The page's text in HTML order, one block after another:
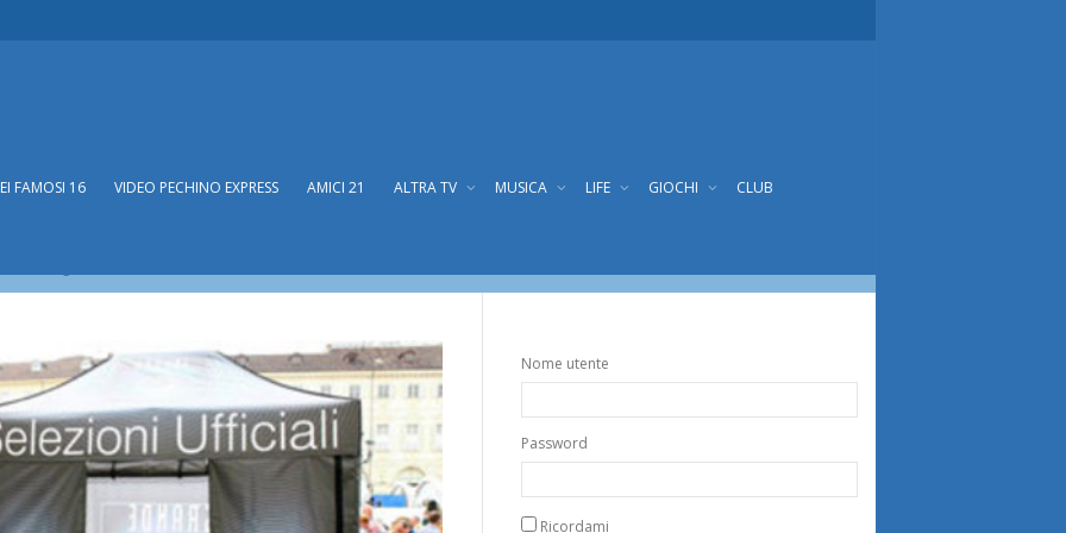
FAMOSI 16 VIDEO PECHINO EXPRESS AMICI 21 ALTRA TV MUSICA LIFE GIOCHI CLUB
Bari gli Open Casting
Nome utente
Password
Ricordami